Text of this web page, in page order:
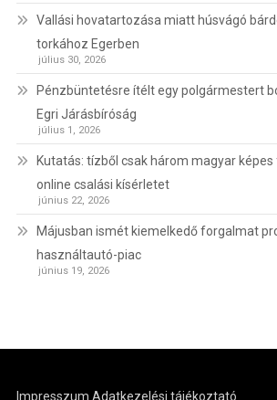
Vallási hovatartozása miatt húsvágó
torkához Egerben
július 30, 2026
Pénzbüntetésre ítélt egy polgármestert
Egri Járásbíróság
július 1, 2026
Kutatás: tízből csak három magyar
online csalási kísérletet
június 22, 2026
Májusban ismét kiemelkedő forgalmat
használtautó-piac
június 19, 2026
Impresszum Adatkezelési tájékoztató